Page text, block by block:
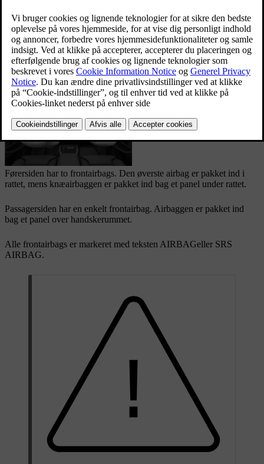
Opdateret 16.04.2026
Frontairbaggene kan hjælpe med at beskytte føreren og
forsædepassageren mod alvorlig personskade, hvis de sidder korrekt
under en kollision. Airbaggene på hver side udløses uafhængigt af
hinanden.
Førersiden har to frontairbags. Den øverste airbag er pakket ind i
rattet, mens knæairbaggen er pakket ind bag et panel under rattet.
Passagersiden har en enkelt frontairbag. Airbaggen er pakket ind
bag et panel over handskerummet.
Alle frontairbags er markeret med teksten AIRBAGeller SRS
AIRBAG.